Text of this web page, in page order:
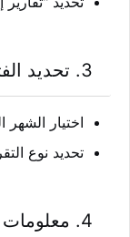
3. تحديد
اختيار الشهر
تحديد نوع
4. معلومات